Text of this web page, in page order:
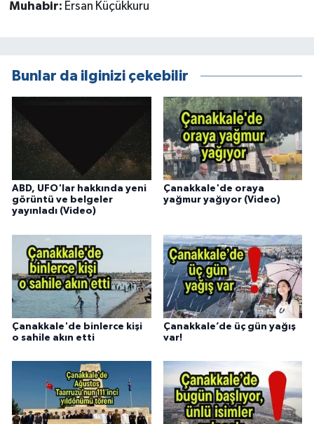
Muhabir: Ersan Küçükkuru
Bunlar da ilginizi çekebilir
ABD, UFO'lar hakkında yeni
görüntü ve belgeler
yayınladı (Video)
Çanakkale'de oraya
yağmur yağıyor (Video)
Çanakkale'de binlerce kişi
o sahile akın etti
Çanakkale’de üç gün yağış
var!